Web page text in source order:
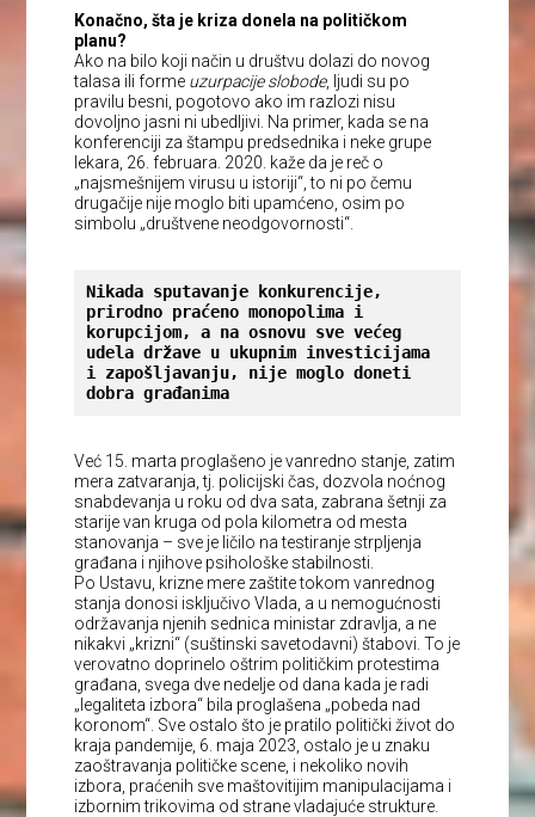
Konačno, šta je kriza donela na političkom
planu?
Ako na bilo koji način u društvu dolazi do novog
talasa ili forme uzurpacije slobode, ljudi su po
pravilu besni, pogotovo ako im razlozi nisu
dovoljno jasni ni ubedljivi. Na primer, kada se na
konferenciji za štampu predsednika i neke grupe
lekara, 26. februara. 2020. kaže da je reč o
„najsmešnijem virusu u istoriji“, to ni po čemu
drugačije nije moglo biti upamćeno, osim po
simbolu „društvene neodgovornosti“.
Nikada sputavanje konkurencije,
prirodno praćeno monopolima i
korupcijom, a na osnovu sve većeg
udela države u ukupnim investicijama
i zapošljavanju, nije moglo doneti
dobra građanima
Već 15. marta proglašeno je vanredno stanje, zatim
mera zatvaranja, tj. policijski čas, dozvola noćnog
snabdevanja u roku od dva sata, zabrana šetnji za
starije van kruga od pola kilometra od mesta
stanovanja – sve je ličilo na testiranje strpljenja
građana i njihove psihološke stabilnosti.
Po Ustavu, krizne mere zaštite tokom vanrednog
stanja donosi isključivo Vlada, a u nemogućnosti
održavanja njenih sednica ministar zdravlja, a ne
nikakvi „krizni“ (suštinski savetodavni) štabovi. To je
verovatno doprinelo oštrim političkim protestima
građana, svega dve nedelje od dana kada je radi
„legaliteta izbora“ bila proglašena „pobeda nad
koronom“. Sve ostalo što je pratilo politički život do
kraja pandemije, 6. maja 2023, ostalo je u znaku
zaoštravanja političke scene, i nekoliko novih
izbora, praćenih sve maštovitijim manipulacijama i
izbornim trikovima od strane vladajuće strukture.